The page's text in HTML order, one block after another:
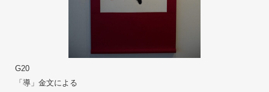
G20
「導」金文による